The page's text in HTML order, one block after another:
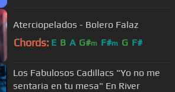
Aterciopelados - Bolero Falaz
Chords: E B A G#m F#m G F#
Los Fabulosos Cadillacs "Yo no me
sentaria en tu mesa" En River